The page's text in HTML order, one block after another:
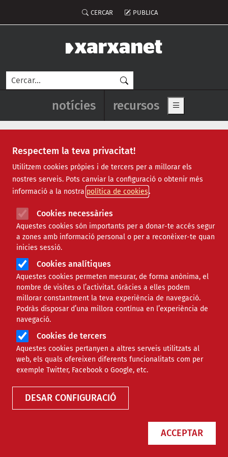
Respectem la teva privacitat!
Utilitzem cookies pròpies i de tercers per a millorar els
nostres serveis. Pots canviar la configuració o obtenir més
informació a la nostra política de cookies
Cookies necessàries
Aquestes cookies són importants per a donar-te accés segur
a zones amb informació personal o per a reconèixer-te quan
inicies sessió.
Cookies analítiques
Aquestes cookies permeten mesurar, de forma anònima, el
nombre de visites o l’activitat. Gràcies a elles podem
millorar constantment la teva experiència de navegació.
Podràs disposar d’una millora contínua en l’experiència de
navegació.
Cookies de tercers
Aquestes cookies pertanyen a altres serveis utilitzats al
web, els quals ofereixen diferents funcionalitats com per
exemple Twitter, Facebook o Google, etc.
DESAR CONFIGURACIÓ
ACCEPTAR
Menú del compte d'usuari
CERCAR PUBLICA
Cerca
Navegació principal de
notícies recursos Show main
Recursos
Tots | Econòmic | Jurídic | Projectes | Tecnològic |
Formació | Finançament | Biblioteca |
Ofertes de feina
Webinars
AFEV. Projecte enTàndem
Promocionar el voluntariat universitari i lluitar
contra el fracàs escolar
Àmbit d'intervenció
Adreça:
de Josep Anselm Clavé, 6
08002, Barcelona
Telèfon
93 624 17 19
Lloc web http://barcelona.afev.org